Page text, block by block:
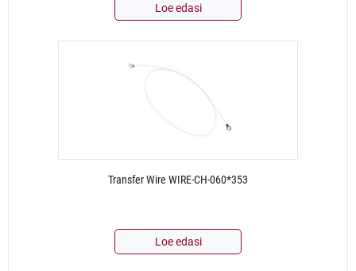
Loe edasi
Transfer Wire WIRE-CH-060*353
Loe edasi